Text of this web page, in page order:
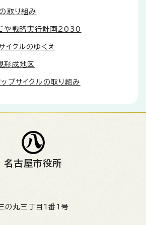
取り組み
や戦略実行計画2030
イクルのゆくえ
形成地区
プサイクルの取り組み
名古屋市役所
の丸三丁目1番1号